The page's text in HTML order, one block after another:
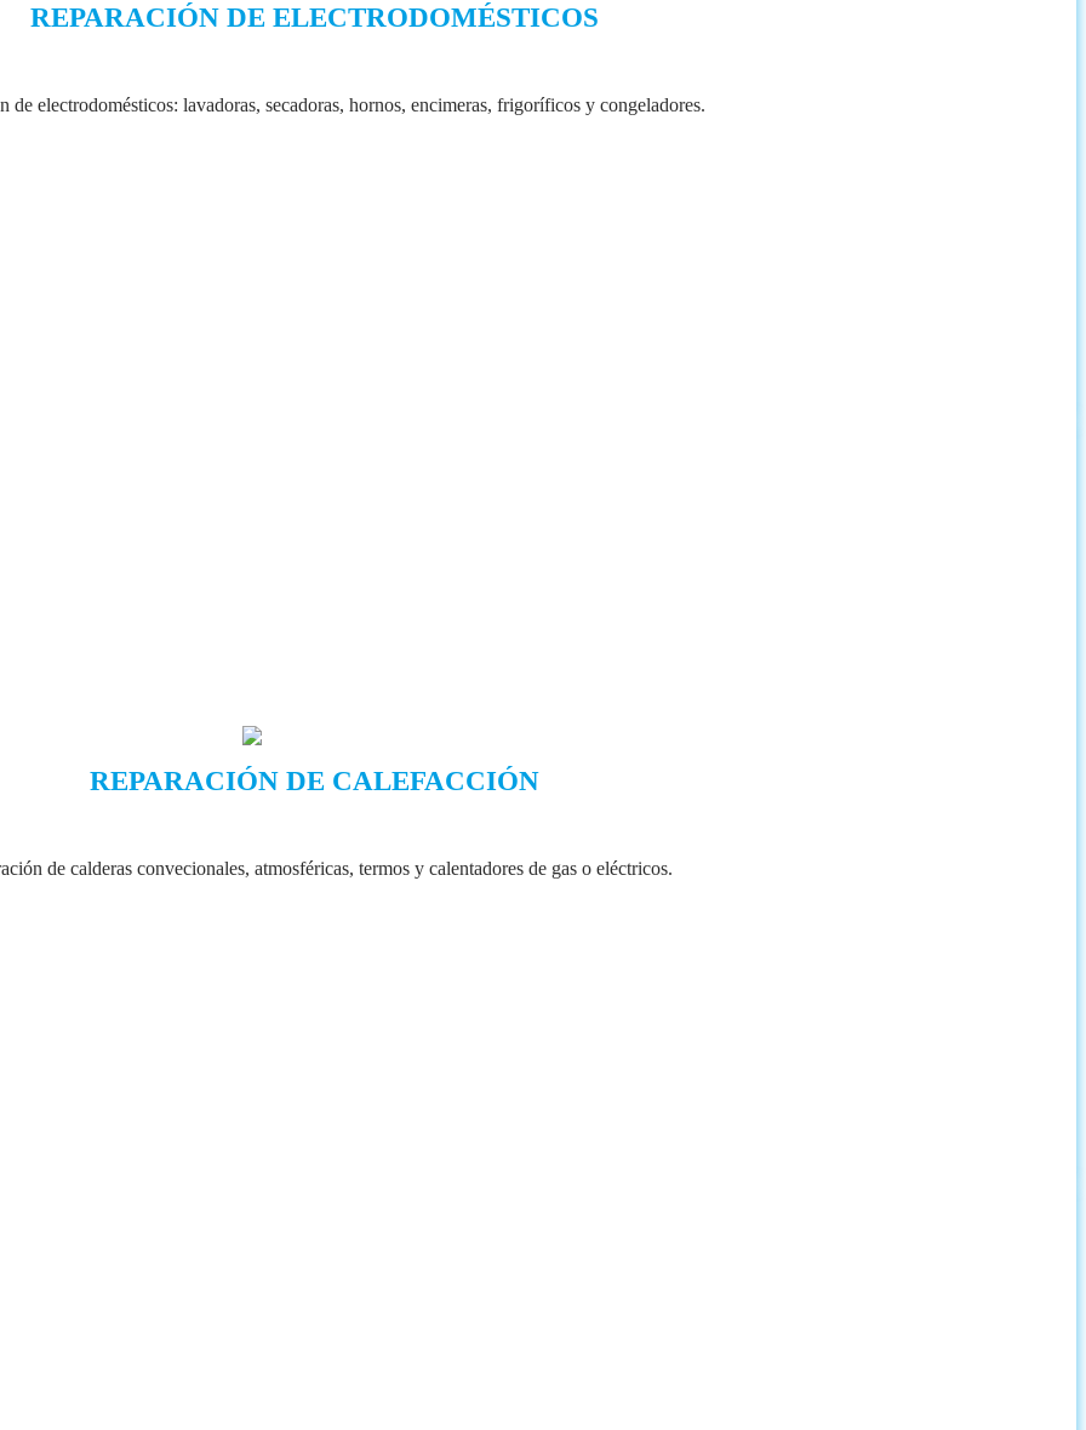
REPARACIÓN DE ELECTRODOMÉSTICOS
de electrodomésticos: lavadoras, secadoras, hornos, encimeras, frigoríficos y congeladores.
REPARACIÓN DE CALEFACCIÓN
de calderas convecionales, atmosféricas, termos y calentadores de gas o eléctricos.